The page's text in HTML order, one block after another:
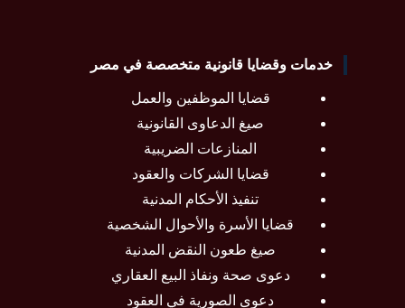
خدمات وقضايا قانونية متخصصة في مصر
قضايا الموظفين والعمل
صيغ الدعاوى القانونية
المنازعات الضريبية
قضايا الشركات والعقود
تنفيذ الأحكام المدنية
قضايا الأسرة والأحوال الشخصية
صيغ طعون النقض المدنية
دعوى صحة ونفاذ البيع العقاري
دعوى الصورية في العقود